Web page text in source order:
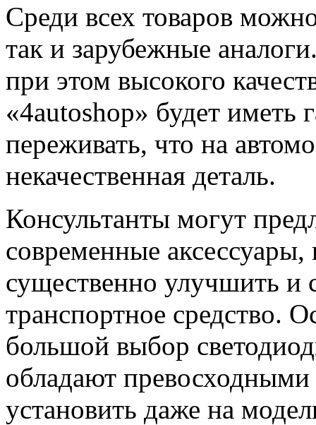
Среди всех товаров
так и зарубежные
при этом высокого
«4autoshop» будет иметь
переживать, что на
некачественная деталь.
Консультанты могут
современные
существенно улучшить и
транспортное средство.
большой выбор
обладают
установить даже на